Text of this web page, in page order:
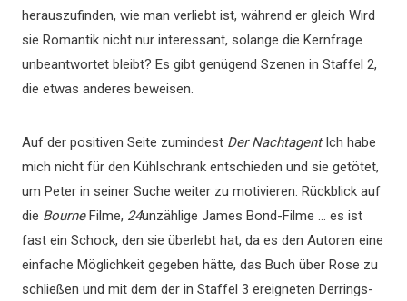
herauszufinden, wie man verliebt ist, während er gleich Wird
sie Romantik nicht nur interessant, solange die Kernfrage
unbeantwortet bleibt? Es gibt genügend Szenen in Staffel 2,
die etwas anderes beweisen.
Auf der positiven Seite zumindest Der NachtagentIch habe
mich nicht für den Kühlschrank entschieden und sie getötet,
um Peter in seiner Suche weiter zu motivieren. Rückblick auf
die BourneFilme, 24unzählige James Bond-Filme … es ist
fast ein Schock, den sie überlebt hat, da es den Autoren eine
einfache Möglichkeit gegeben hätte, das Buch über Rose zu
schließen und mit dem der in Staffel 3 ereigneten Derrings-